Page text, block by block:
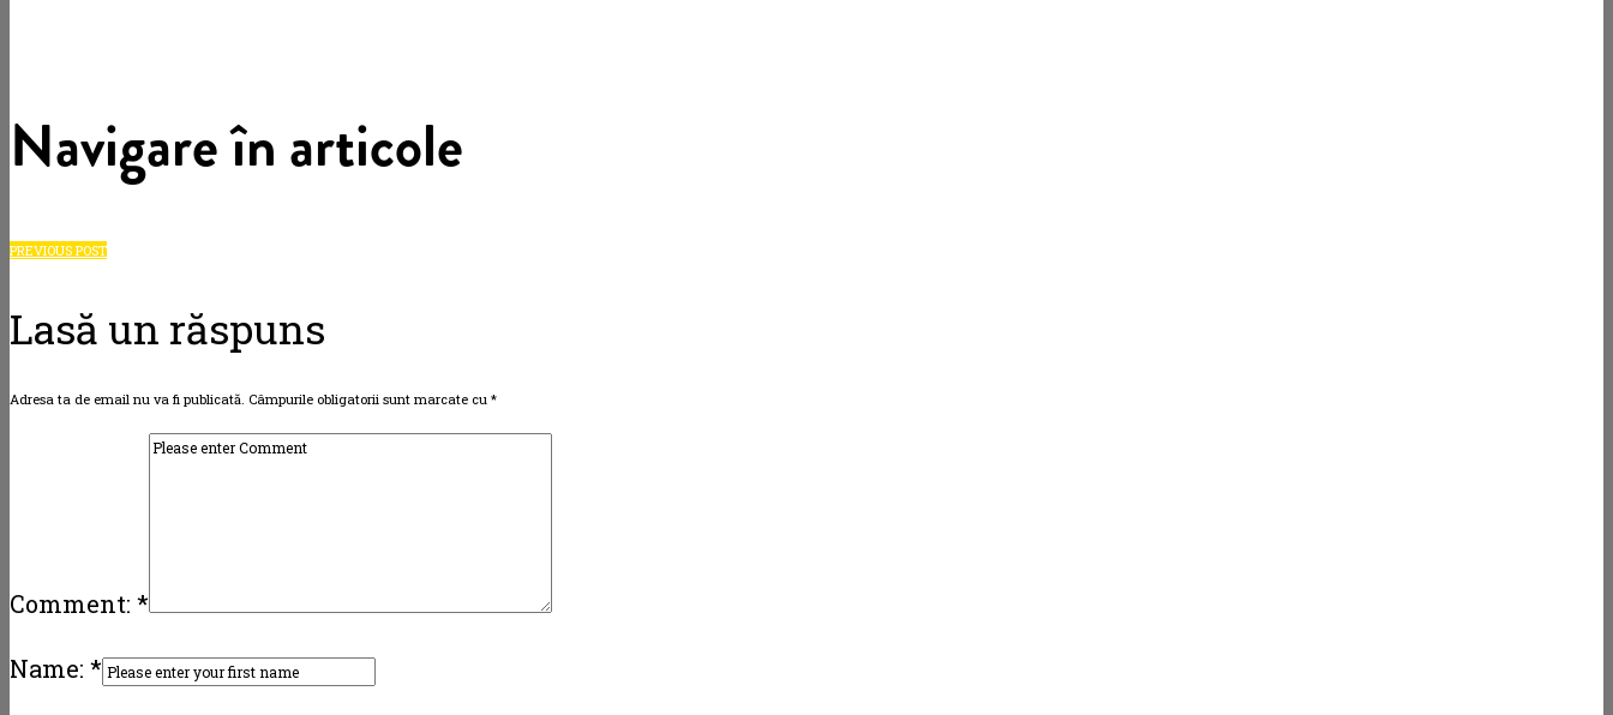
Navigare în articole
PREVIOUS POST
Lasă un răspuns
Adresa ta de email nu va fi publicată. Câmpurile obligatorii sunt marcate cu *
Comment: *
Name: *